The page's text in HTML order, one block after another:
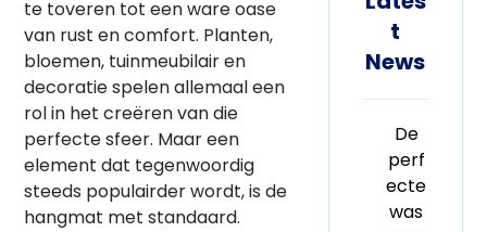
te toveren tot een ware oase
van rust en comfort. Planten,
bloemen, tuinmeubilair en
decoratie spelen allemaal een
rol in het creëren van die
perfecte sfeer. Maar een
element dat tegenwoordig
steeds populairder wordt, is de
hangmat met standaard.
t
News
De
perf
ecte
was